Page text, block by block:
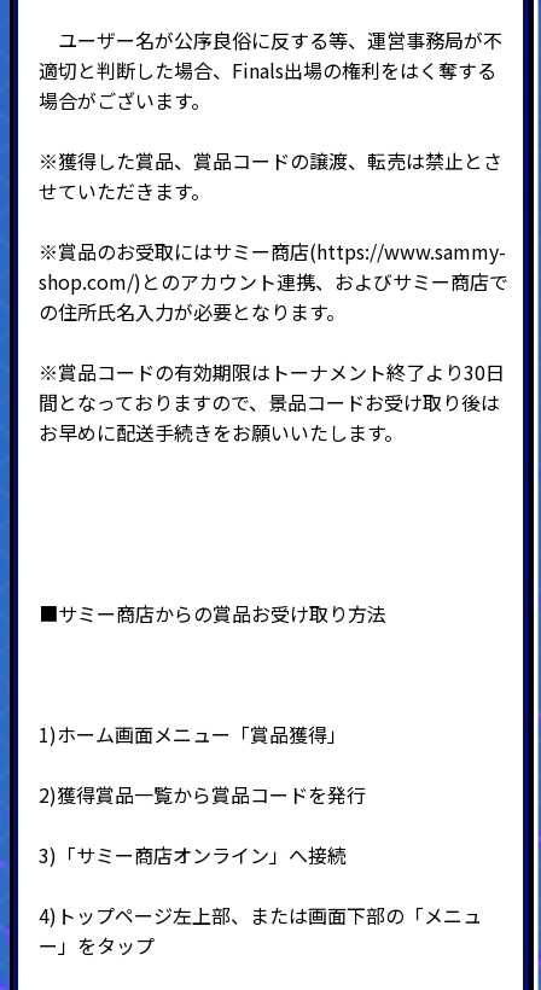
ユーザー名が公序良俗に反する等、運営事務局が不
適切と判断した場合、Finals出場の権利をはく奪する
場合がございます。
※獲得した賞品、賞品コードの譲渡、転売は禁止とさ
せていただきます。
※賞品のお受取にはサミー商店(https://www.sammy-
shop.com/)とのアカウント連携、およびサミー商店で
の住所氏名入力が必要となります。
※賞品コードの有効期限はトーナメント終了より30日
間となっておりますので、景品コードお受け取り後は
お早めに配送手続きをお願いいたします。
■サミー商店からの賞品お受け取り方法
1)ホーム画面メニュー「賞品獲得」
2)獲得賞品一覧から賞品コードを発行
3) 「サミー商店オンライン」へ接続
4) トップページ左上部、または画面下部の「メニュ
ー」をタップ